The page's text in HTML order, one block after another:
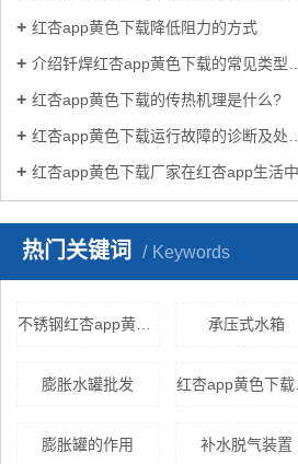
红杏app黄色下载降低阻力的方式
介绍钎焊红杏app黄色下载的常见类型有哪些
红杏app黄色下载的传热机理是什么?
红杏app黄色下载运行故障的诊断及处理方法
红杏app黄色下载厂家在红杏app生活中有哪些作用？
热门关键词 Keywords
承压式水箱
膨胀水罐批发 红杏
膨胀罐的作用 补水脱气装置